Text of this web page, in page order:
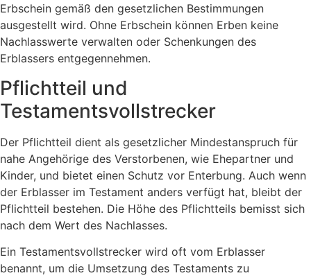
Erbschein gemäß den gesetzlichen Bestimmungen
ausgestellt wird. Ohne Erbschein können Erben keine
Nachlasswerte verwalten oder Schenkungen des
Erblassers entgegennehmen.
Pflichtteil und
Testamentsvollstrecker
Der Pflichtteil dient als gesetzlicher Mindestanspruch für
nahe Angehörige des Verstorbenen, wie Ehepartner und
Kinder, und bietet einen Schutz vor Enterbung. Auch wenn
der Erblasser im Testament anders verfügt hat, bleibt der
Pflichtteil bestehen. Die Höhe des Pflichtteils bemisst sich
nach dem Wert des Nachlasses.
Ein Testamentsvollstrecker wird oft vom Erblasser
benannt, um die Umsetzung des Testaments zu